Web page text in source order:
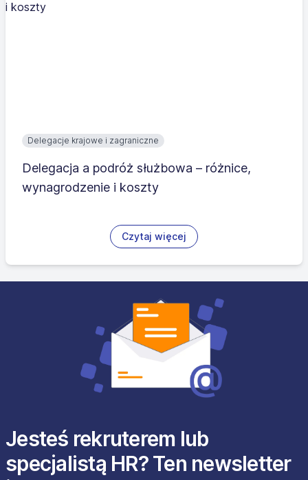
Delegacje krajowe i zagraniczne
Delegacja a podróż służbowa – różnice,
wynagrodzenie i koszty
Czytaj więcej
Jesteś rekruterem lub
specjalistą HR? Ten newsletter